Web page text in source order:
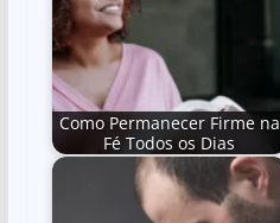
Como Permanecer Firme na
Fé Todos os Dias